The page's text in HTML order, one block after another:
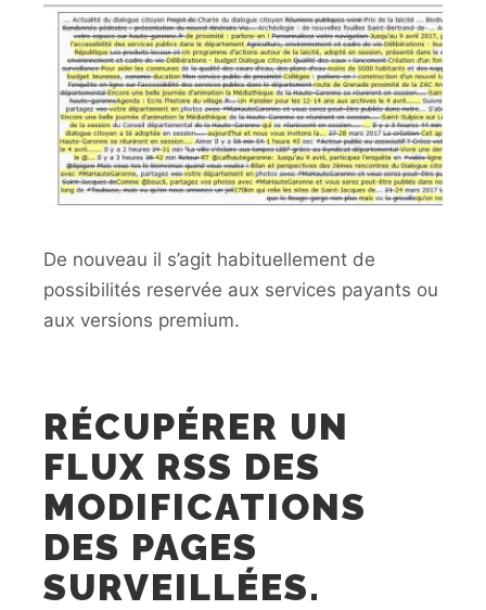
De nouveau il s’agit habituellement de
possibilités reservée aux services payants ou
aux versions premium.
RÉCUPÉRER UN
FLUX RSS DES
MODIFICATIONS
DES PAGES
SURVEILLÉES.